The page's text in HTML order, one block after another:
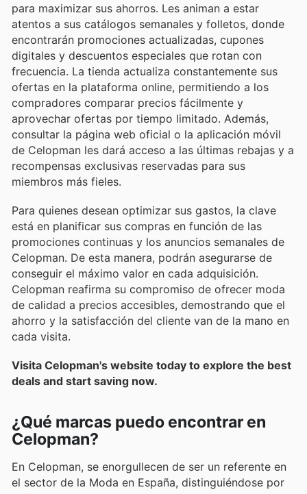
para maximizar sus ahorros. Les animan a estar
atentos a sus catálogos semanales y folletos, donde
encontrarán promociones actualizadas, cupones
digitales y descuentos especiales que rotan con
frecuencia. La tienda actualiza constantemente sus
ofertas en la plataforma online, permitiendo a los
compradores comparar precios fácilmente y
aprovechar ofertas por tiempo limitado. Además,
consultar la página web oficial o la aplicación móvil
de Celopman les dará acceso a las últimas rebajas y a
recompensas exclusivas reservadas para sus
miembros más fieles.
Para quienes desean optimizar sus gastos, la clave
está en planificar sus compras en función de las
promociones continuas y los anuncios semanales de
Celopman. De esta manera, podrán asegurarse de
conseguir el máximo valor en cada adquisición.
Celopman reafirma su compromiso de ofrecer moda
de calidad a precios accesibles, demostrando que el
ahorro y la satisfacción del cliente van de la mano en
cada visita.
Visita Celopman's website today to explore the best
deals and start saving now.
¿Qué marcas puedo encontrar en
Celopman?
En Celopman, se enorgullecen de ser un referente en
el sector de la Moda en España, distinguiéndose por